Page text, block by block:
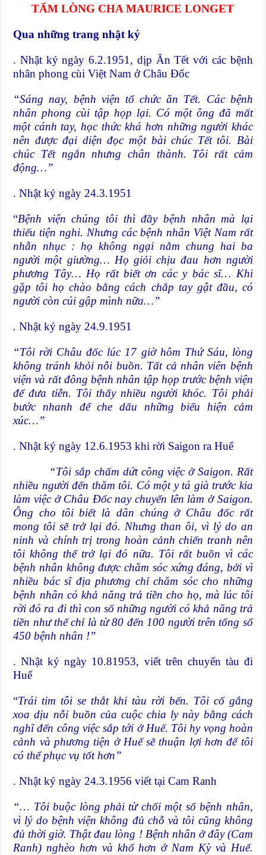
TẤM LÒNG CHA MAURICE LONGET
Qua những trang nhật ký
. Nhật ký ngày 6.2.1951, dịp Ăn Tết với các bệnh
nhân phong cùi Việt Nam ở Châu Đốc
“Sáng nay, bệnh viện tổ chức ăn Tết. Các bệnh
nhân phong cùi tập họp lại. Có một ông đã mất
một cánh tay, học thức khá hơn những người khác
nên được đại diện đọc một bài chúc Tết tôi. Bài
chúc Tết ngắn nhưng chân thành. Tôi rất cảm
động…”
. Nhật ký ngày 24.3.1951
“Bệnh viện chúng tôi thì đầy bệnh nhân mà lại
thiếu tiện nghi. Nhưng các bệnh nhân Việt Nam rất
nhẫn nhục : họ không ngại nằm chung hai ba
người một giường… Họ giỏi chịu đau hơn người
phương Tây… Họ rất biết ơn các y bác sĩ… Khi
gặp tôi họ chào bằng cách chắp tay gật đầu, có
người còn cúi gập mình nữa…”
.Nhật ký ngày 24.9.1951
“Tôi rời Châu đốc lúc 17 giờ hôm Thứ Sáu, lòng
không tránh khỏi nỗi buồn. Tất cả nhân viên bệnh
viện và rất đông bệnh nhân tập họp trước bệnh viện
để đưa tiễn. Tôi thấy nhiều người khóc. Tôi phải
bước nhanh để che dấu những biểu hiện cảm
xúc…”
. Nhật ký ngày 12.6.1953 khi rời Saigon ra Huế
“Tôi sắp chấm dứt công việc ở Saigon. Rất
nhiều người đến thăm tôi. Có một y tá già trước kia
làm việc ở Châu Đốc nay chuyển lên làm ở Saigon.
Ông cho tôi biết là dân chúng ở Châu đốc rất
mong tôi sẽ trở lại đó. Nhưng than ôi, vì lý do an
ninh và chính trị trong hoàn cảnh chiến tranh nên
tôi không thể trở lại đó nữa. Tôi rất buồn vì các
bệnh nhân không được chăm sóc xứng đáng, bởi vì
nhiều bác sĩ địa phương chỉ chăm sóc cho những
bệnh nhân có khả năng trả tiền cho họ, mà lúc tôi
rời đó ra đi thì con số những người có khả năng trả
tiền như thế chỉ là từ 80 đến 100 người trên tổng số
450 bệnh nhân !”
. Nhật ký ngày 10.81953, viết trên chuyến tàu đi
Huế
“Trái tim tôi se thắt khi tàu rời bến. Tôi cố gắng
xoa dịu nỗi buồn của cuộc chia ly này bằng cách
nghĩ đến công việc sắp tới ở Huế. Tôi hy vọng hoàn
cảnh và phương tiện ở Huế sẽ thuận lợi hơn để tôi
có thể phục vụ tốt hơn”
. Nhật ký ngày 24.3.1956 viết tại Cam Ranh
“… Tôi buộc lòng phải từ chối một số bệnh nhân,
vì lý do bệnh viện không đủ chỗ và tôi cũng không
đủ thời giờ. Thật đau lòng ! Bệnh nhân ở đây (Cam
Ranh) nghèo hơn và khổ hơn ở Nam Kỳ và Huế.